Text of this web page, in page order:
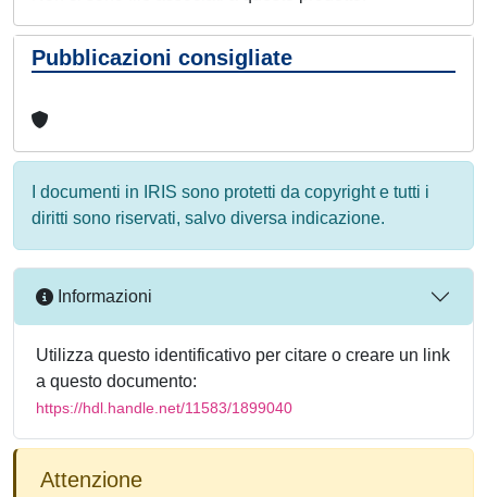
Pubblicazioni consigliate
I documenti in IRIS sono protetti da copyright e tutti i
diritti sono riservati, salvo diversa indicazione.
Informazioni
Utilizza questo identificativo per citare o creare un link
a questo documento:
https://hdl.handle.net/11583/1899040
Attenzione